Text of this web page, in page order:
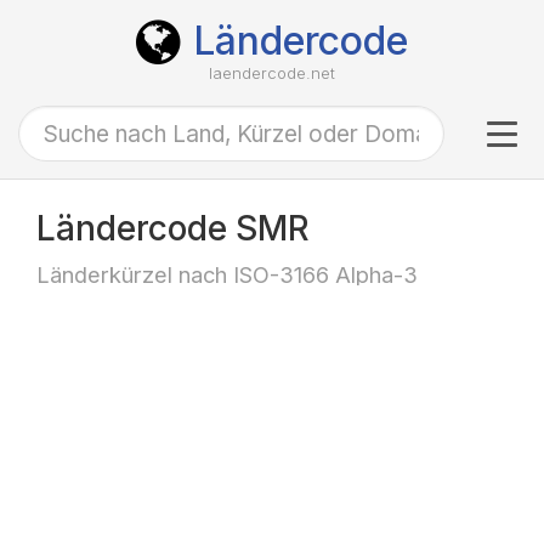
Ländercode
laendercode.net
Ländercode SMR
Länderkürzel nach ISO-3166 Alpha-3